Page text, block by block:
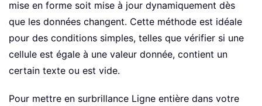
mise en forme soit mise à jour dynamiquement dès
que les données changent. Cette méthode est idéale
pour des conditions simples, telles que vérifier si une
cellule est égale à une valeur donnée, contient un
certain texte ou est vide.
Pour mettre en surbrillance Ligne entière dans votre